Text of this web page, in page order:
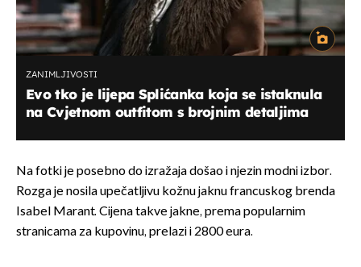
ZANIMLJIVOSTI
Evo tko je lijepa Splićanka koja se istaknula
na Cvjetnom outfitom s brojnim detaljima
Na fotki je posebno do izražaja došao i njezin modni izbor.
Rozga je nosila upečatljivu kožnu jaknu francuskog brenda
Isabel Marant. Cijena takve jakne, prema popularnim
stranicama za kupovinu, prelazi i 2800 eura.